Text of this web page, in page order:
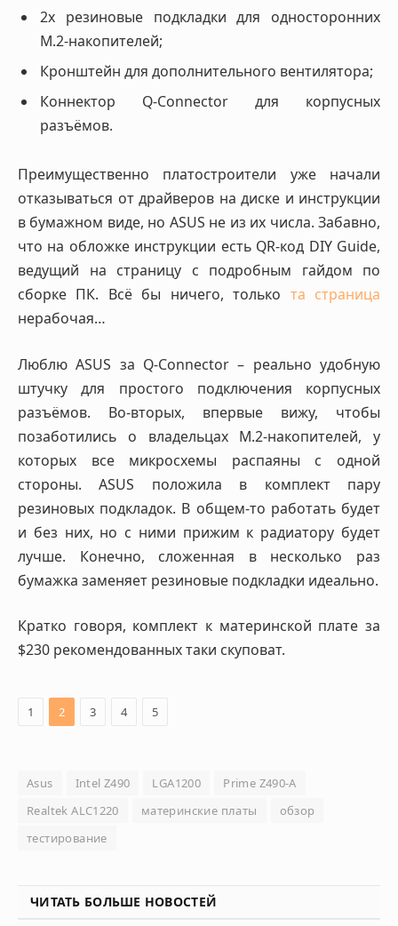
2x резиновые подкладки для односторонних
M.2-накопителей;
Кронштейн для дополнительного вентилятора;
Коннектор Q-Connector для корпусных
разъёмов.
Преимущественно платостроители уже начали
отказываться от драйверов на диске и инструкции
в бумажном виде, но ASUS не из их числа. Забавно,
что на обложке инструкции есть QR-код DIY Guide,
ведущий на страницу с подробным гайдом по
сборке ПК. Всё бы ничего, только та страница
нерабочая…
Люблю ASUS за Q-Connector – реально удобную
штучку для простого подключения корпусных
разъёмов. Во-вторых, впервые вижу, чтобы
позаботились о владельцах M.2-накопителей, у
которых все микросхемы распаяны с одной
стороны. ASUS положила в комплект пару
резиновых подкладок. В общем-то работать будет
и без них, но с ними прижим к радиатору будет
лучше. Конечно, сложенная в несколько раз
бумажка заменяет резиновые подкладки идеально.
Кратко говоря, комплект к материнской плате за
$230 рекомендованных таки скуповат.
1 2 3 4 5
Asus Intel Z490 LGA1200
Prime Z490-A
Realtek ALC1220
материнские платы
обзор
тестирование
ЧИТАТЬ БОЛЬШЕ НОВОСТЕЙ